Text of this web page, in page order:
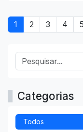
1 2 3 4 5
Categorias
Todos